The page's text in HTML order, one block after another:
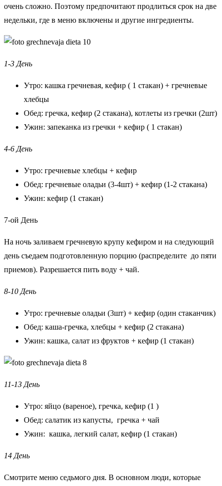
очень сложно. Поэтому предпочитают продлиться срок на две
недельки, где в меню включены и другие ингредиенты.
1-3 День
Утро: кашка гречневая, кефир ( 1 стакан) + гречневые
хлебцы
Обед: гречка, кефир (2 стакана), котлеты из гречки (2шт)
Ужин: запеканка из гречки + кефир ( 1 стакан)
4-6 День
Утро: гречневые хлебцы + кефир
Обед: гречневые оладьи (3-4шт) + кефир (1-2 стакана)
Ужин: кефир (1 стакан)
7-ой День
На ночь заливаем гречневую крупу кефиром и на следующий
день съедаем подготовленную порцию (распределите до пяти
приемов). Разрешается пить воду + чай.
8-10 День
Утро: гречневые оладьи (3шт) + кефир (один стаканчик)
Обед: каша-гречка, хлебцы + кефир (2 стакана)
Ужин: кашка, салат из фруктов + кефир (1 стакан)
11-13 День
Утро: яйцо (вареное), гречка, кефир (1 )
Обед: салатик из капусты, гречка + чай
Ужин: кашка, легкий салат, кефир (1 стакан)
14 День
Смотрите меню седьмого дня. В основном люди, которые